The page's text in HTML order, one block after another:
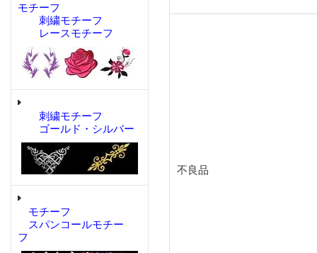
モチーフ
刺繍モチーフ
レースモチーフ
刺繍モチーフ
ゴールド・シルバー
モチーフ
スパンコールモチー
フ
不良品